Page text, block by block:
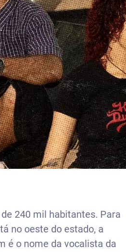
240 mil habitantes. Para
no oeste do estado, a
é o nome da vocalista da